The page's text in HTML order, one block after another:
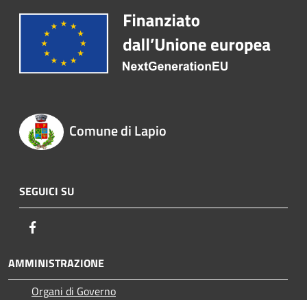
Comune di Lapio
SEGUICI SU
AMMINISTRAZIONE
Organi di Governo